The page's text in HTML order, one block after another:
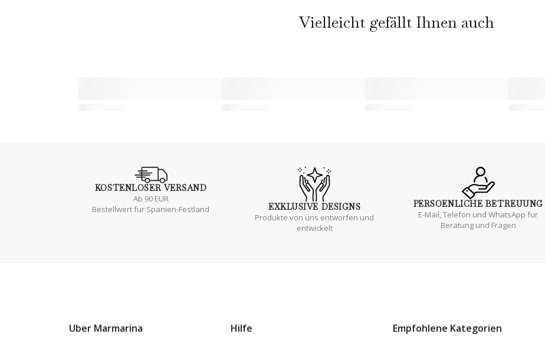
Vielleicht gefällt Ihnen auch
KOSTENLOSERVERSAND
Ab 90 EUR
Bestellwert fur Spanien-Festland
EXKLUSIVE DESIGNS
Produkte von uns entworfen und
entwickelt
PERSOENLICHE BETREUUNG
E-Mail, Telefon und WhatsApp fur
Beratung und Fragen
Uber Marmarina Hilfe Empfohlene Kategorien